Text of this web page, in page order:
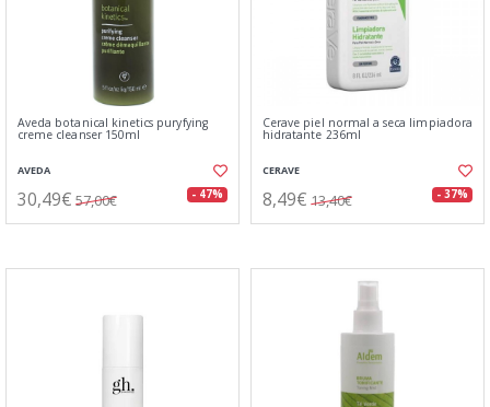
Aveda botanical kinetics puryfying
creme cleanser 150ml
AVEDA
30,49€ 57,00€ - 47%
Cerave piel normal a seca limpiadora
hidratante 236ml
CERAVE
8,49€ 13,40€ - 37%